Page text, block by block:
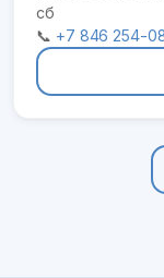
сб
📞 +7 846 254-